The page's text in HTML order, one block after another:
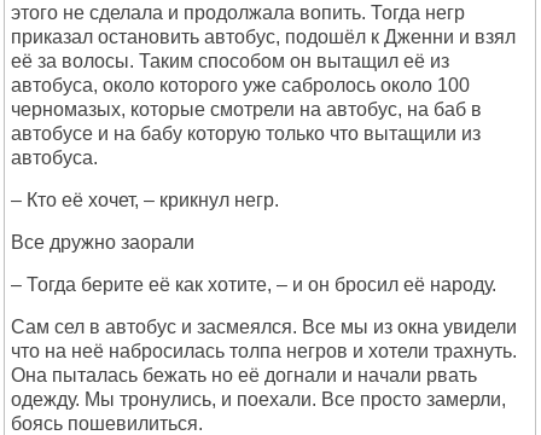
этого не сделала и продолжала вопить. Тогда негр
приказал остановить автобус, подошёл к Дженни и взял
её за волосы. Таким способом он вытащил её из
автобуса, около которого уже сабролось около 100
черномазых, которые смотрели на автобус, на баб в
автобусе и на бабу которую только что вытащили из
автобуса.
– Кто её хочет, – крикнул негр.
Все дружно заорали
– Тогда берите её как хотите, – и он бросил её народу.
Сам сел в автобус и засмеялся. Все мы из окна увидели
что на неё набросилась толпа негров и хотели трахнуть.
Она пыталась бежать но её догнали и начали рвать
одежду. Мы тронулись, и поехали. Все просто замерли,
боясь пошевилиться.